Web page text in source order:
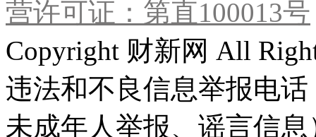
营许可证：第直100013号
Copyright 财新网 All
违法和不良信息举报电
未成年人举报、谣言信